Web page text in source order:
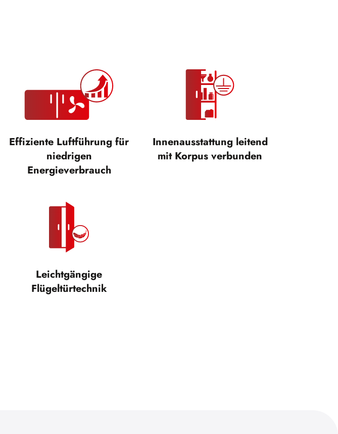
Effiziente Luftführung für
niedrigen
Energieverbrauch
Innenausstattung leitend
mit Korpus verbunden
Leichtgängige
Flügeltürtechnik